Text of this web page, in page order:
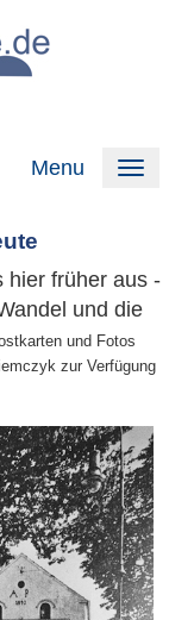
Menu
hier früher aus -
und die
und Fotos
zur Verfügung